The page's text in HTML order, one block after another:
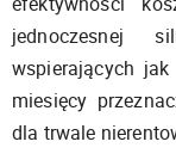
jednoczesnej
wspierających
miesięcy
dla trwale